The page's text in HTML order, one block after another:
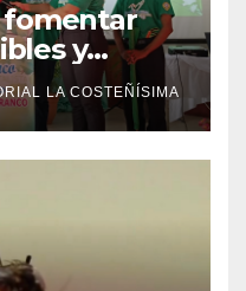
fomentar
y
en las
LA COSTEÑÍSIMA